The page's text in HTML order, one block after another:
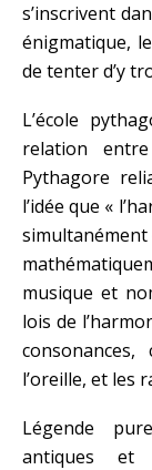
s’inscrivent
énigmatique,
de tenter d’y
L’école
relation
Pythagore
l’idée que «
simultanément
musique et
lois de
l’oreille, et les
Légende
antiques et